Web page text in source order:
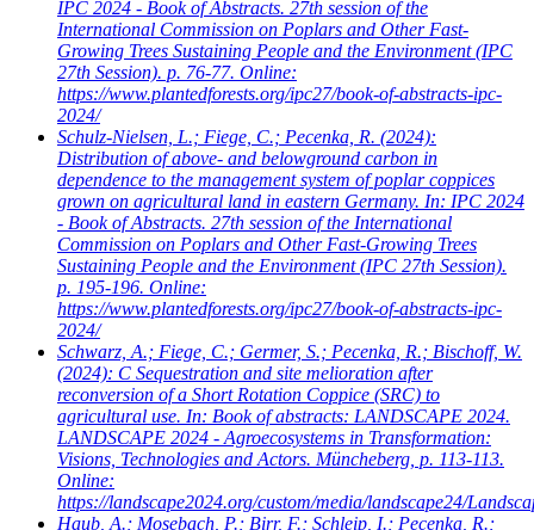
IPC 2024 - Book of Abstracts. 27th session of the
International Commission on Poplars and Other Fast-
Growing Trees Sustaining People and the Environment (IPC
27th Session). p. 76-77. Online:
https://www.plantedforests.org/ipc27/book-of-abstracts-ipc-
2024/
Schulz-Nielsen, L.; Fiege, C.; Pecenka, R. (2024):
Distribution of above- and belowground carbon in
dependence to the management system of poplar coppices
grown on agricultural land in eastern Germany. In: IPC 2024
- Book of Abstracts. 27th session of the International
Commission on Poplars and Other Fast-Growing Trees
Sustaining People and the Environment (IPC 27th Session).
p. 195-196. Online:
https://www.plantedforests.org/ipc27/book-of-abstracts-ipc-
2024/
Schwarz, A.; Fiege, C.; Germer, S.; Pecenka, R.; Bischoff, W.
(2024): C Sequestration and site melioration after
reconversion of a Short Rotation Coppice (SRC) to
agricultural use. In: Book of abstracts: LANDSCAPE 2024.
LANDSCAPE 2024 - Agroecosystems in Transformation:
Visions, Technologies and Actors. Müncheberg, p. 113-113.
Online:
https://landscape2024.org/custom/media/landscape24/
Haub, A.; Mosebach, P.; Birr, F.; Schleip, I.; Pecenka, R.;